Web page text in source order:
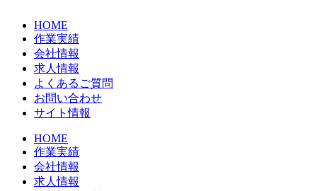
HOME
作業実績
会社情報
求人情報
よくあるご質問
お問い合わせ
サイト情報
HOME
作業実績
会社情報
求人情報